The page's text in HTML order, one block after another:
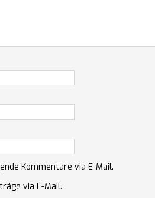
Kommentare via E-Mail.
via E-Mail.